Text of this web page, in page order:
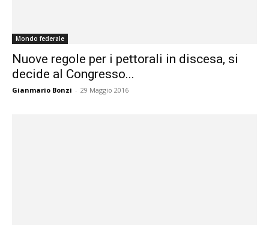
Mondo federale
Nuove regole per i pettorali in discesa, si
decide al Congresso...
Gianmario Bonzi - 29 Maggio 2016